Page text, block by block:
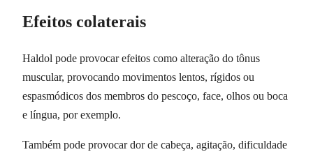
Efeitos colaterais
Haldol pode provocar efeitos como alteração do tônus
muscular, provocando movimentos lentos, rígidos ou
espasmódicos dos membros do pescoço, face, olhos ou boca
e língua, por exemplo.
Também pode provocar dor de cabeça, agitação, dificuldade